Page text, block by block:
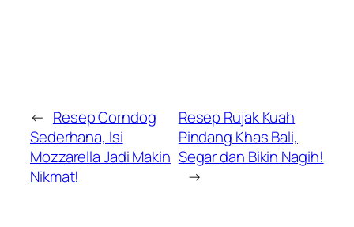
← Resep Corndog
Sederhana, Isi
Mozzarella Jadi Makin
Nikmat!
Resep Rujak Kuah
Pindang Khas Bali,
Segar dan Bikin Nagih!
→